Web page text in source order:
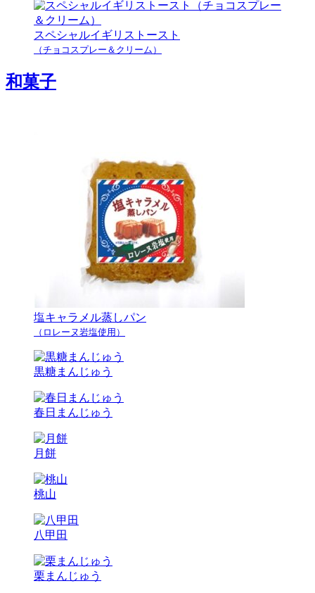
スペシャルイギリストースト
（チョコスプレー＆クリーム）
和菓子
塩キャラメル蒸しパン
（ロレーヌ岩塩使用）
黒糖まんじゅう
春日まんじゅう
月餅
桃山
八甲田
栗まんじゅう